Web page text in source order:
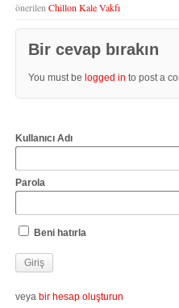
önerilen Chillon Kale Vakfı
Bir cevap bırakın
You must be logged in to post a
Kullanıcı Adı
Parola
Beni hatırla
veya bir hesap oluşturun